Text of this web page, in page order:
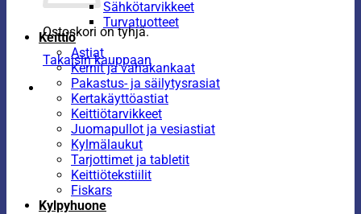
Ostoskori on tyhjä.
Takaisin kauppaan
Sähkötarvikkeet
Turvatuotteet
Keittiö
Astiat
Kernit ja vahakankaat
Pakastus- ja säilytysrasiat
Kertakäyttöastiat
Keittiötarvikkeet
Juomapullot ja vesiastiat
Kylmälaukut
Tarjottimet ja tabletit
Keittiötekstiilit
Fiskars
Kylpyhuone